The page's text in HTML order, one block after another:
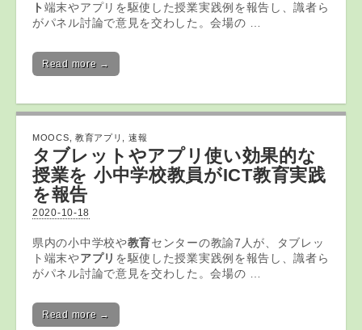
ト 端末やアプリを駆使した授業実践例を報告し、識者ら
がパネル討論で意見を交わした。会場の …
Read more →
MOOCS 教育アプリ 速報
タブレットやアプリ使い効果的な
授業を 小中学校教員がICT教育実践
を報告
2020-10-18
県内の小中学校や教育センターの教諭7人が、タブレッ
ト端末やアプリ を駆使した授業実践例を報告し、識者ら
がパネル討論で意見を交わした。会場の …
Read more →